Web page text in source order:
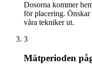
Dosorna kommer
för placering.
våra tekniker ut.
3
Mätperioden